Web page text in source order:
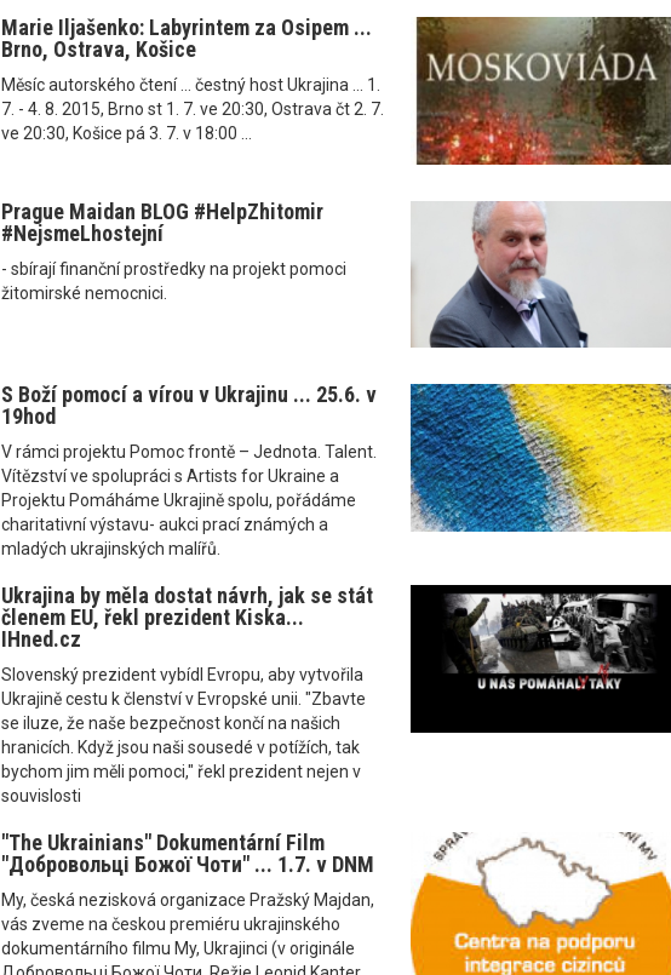
Marie Iljašenko: Labyrintem za Osipem ...
Brno, Ostrava, Košice
Měsíc autorského čtení ... čestný host Ukrajina ... 1.
7. - 4. 8. 2015, Brno st 1. 7. ve 20:30, Ostrava čt 2. 7.
ve 20:30, Košice pá 3. 7. v 18:00 ...
Prague Maidan BLOG ‪#‎HelpZhitomir‬
‪#‎NejsmeLhostejní‬
- sbírají finanční prostředky na projekt pomoci
žitomirské nemocnici.
S Boží pomocí a vírou v Ukrajinu ... 25.6. v
19hod
V rámci projektu Pomoc frontě – Jednota. Talent.
Vítězství ve spolupráci s Artists for Ukraine a
Projektu Pomáháme Ukrajině spolu, pořádáme
charitativní výstavu- aukci prací známých a
mladých ukrajinských malířů.
Ukrajina by měla dostat návrh, jak se stát
členem EU, řekl prezident Kiska...
IHned.cz
Slovenský prezident vybídl Evropu, aby vytvořila
Ukrajině cestu k členství v Evropské unii. "Zbavte
se iluze, že naše bezpečnost končí na našich
hranicích. Když jsou naši sousedé v potížích, tak
bychom jim měli pomoci," řekl prezident nejen v
souvislosti
"The Ukrainians" Dokumentární Film
"Добровольці Божої Чоти" ... 1.7. v DNM
My, česká nezisková organizace Pražský Majdan,
vás zveme na českou premiéru ukrajinského
dokumentárního filmu My, Ukrajinci (v originále